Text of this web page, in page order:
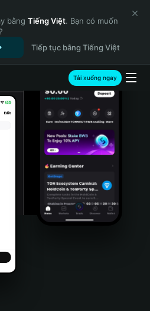
bằng Tiếng Việt. Bạn có muốn
Tiếp tục bằng Tiếng Việt
Tải xuống ngay